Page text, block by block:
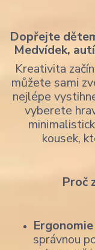
Dopřejte
Medvídek,
Kreativita
můžete sami
nejlépe
vyberete
kousek,
Proč
správnou